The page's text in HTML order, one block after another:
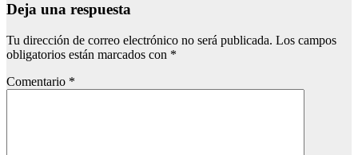
Deja una respuesta
Tu dirección de correo electrónico no será publicada. Los campos
obligatorios están marcados con *
Comentario *